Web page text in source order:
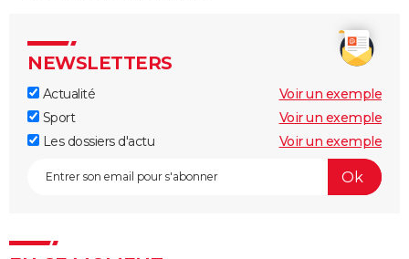
NEWSLETTERS
Actualité
Voir un exemple
Sport
Voir un exemple
Les dossiers d'actu
Voir un exemple